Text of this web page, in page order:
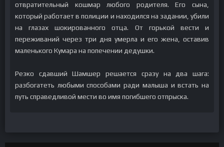
отвратительный кошмар любого родителя. Его сына,
который работает в полиции и находился на задании, убили
на глазах шокированного отца. От горькой вести и
переживаний через три дня умерла и его жена, оставив
маленького Кумара на попечении дедушки.
Резко сдавший Шамшер решается сразу на два шага:
разбогатеть любыми способами ради малыша и встать на
путь справедливой мести во имя погибшего отпрыска.